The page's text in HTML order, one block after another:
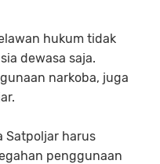
hukum tidak
dewasa saja.
narkoba, juga
Satpoljar harus
penggunaan